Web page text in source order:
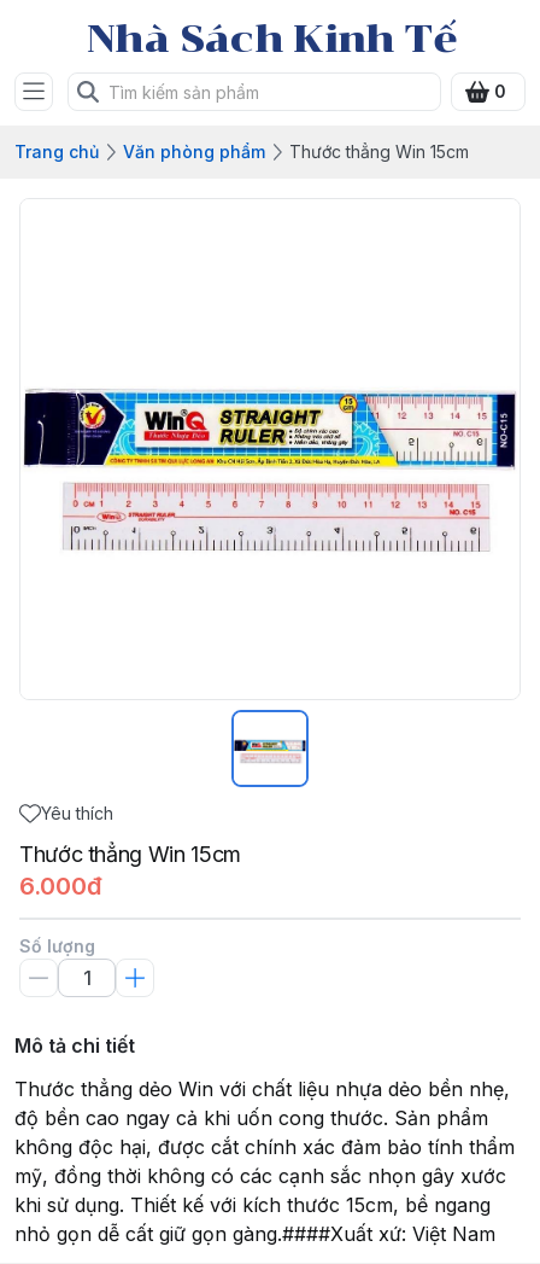
Nhà Sách Kinh Tế
0
Trang chủ Văn phòng phẩm Thước thẳng Win 15cm
Yêu thích
Thước thẳng Win 15cm
6.000đ
Số lượng
Mô tả chi tiết
Thước thẳng dẻo Win với chất liệu nhựa dẻo bền nhẹ,
độ bền cao ngay cả khi uốn cong thước. Sản phẩm
không độc hại, được cắt chính xác đảm bảo tính thẩm
mỹ, đồng thời không có các cạnh sắc nhọn gây xước
khi sử dụng. Thiết kế với kích thước 15cm, bề ngang
nhỏ gọn dễ cất giữ gọn gàng.####Xuất xứ: Việt Nam